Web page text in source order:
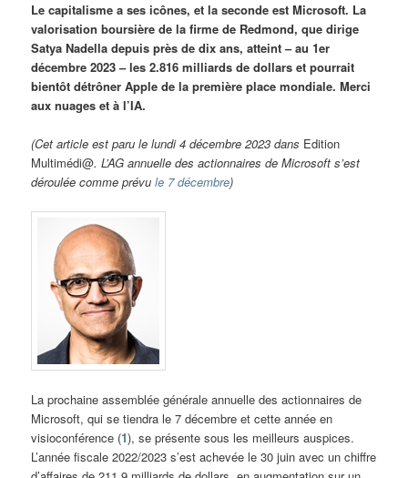
Le capitalisme a ses icônes, et la seconde est Microsoft. La
valorisation boursière de la firme de Redmond, que dirige
Satya Nadella depuis près de dix ans, atteint – au 1er
décembre 2023 – les 2.816 milliards de dollars et pourrait
bientôt détrôner Apple de la première place mondiale. Merci
aux nuages et à l’IA.
(Cet article est paru le lundi 4 décembre 2023 dans Edition
Multimédi@. L’AG annuelle des actionnaires de Microsoft s’est
déroulée comme prévule 7 décembre)
La prochaine assemblée générale annuelle des actionnaires de
Microsoft, qui se tiendra le 7 décembre et cette année en
visioconférence (1), se présente sous les meilleurs auspices.
L’année fiscale 2022/2023 s’est achevée le 30 juin avec un chiffre